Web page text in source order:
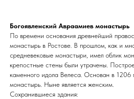
Богоявленский Авраамиев монастырь
По времени основания древнейший
монастырь в Ростове. В прошлом, как и
средневековые монастыри, имел облик
крепостные стены были утрачены.
каменного идола Велеса. Основан в 1206
монастырь. Ныне является женским.
Сохранившиеся здания: